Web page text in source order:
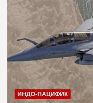
ИНДО-ПАЦИФИК